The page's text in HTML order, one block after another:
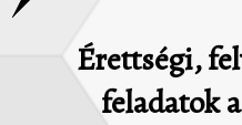
Érettségi,
feladatok